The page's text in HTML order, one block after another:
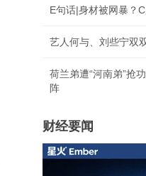
E句话|身材被网暴？
艺人何与、刘些宁双
荷兰弟遭“河南弟”抢
阵
财经要闻